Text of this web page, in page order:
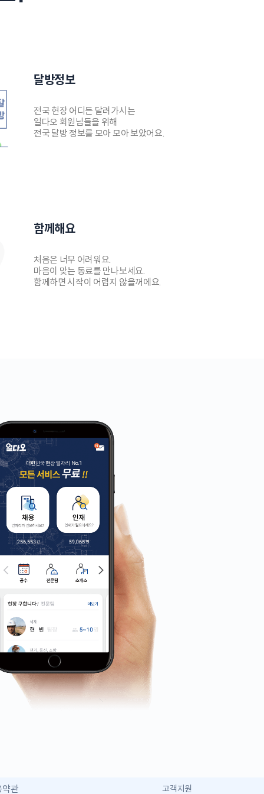
달방정보
전국 현장 어디든 달려가시는
일다오 회원님들을 위해
전국 달방 정보를 모아 모아 보았어요.
함께해요
처음은 너무 어려워요.
마음이 맞는 동료를 만나보세요.
함께하면 시작이 어렵지 않을꺼에요.
약관 고객지원